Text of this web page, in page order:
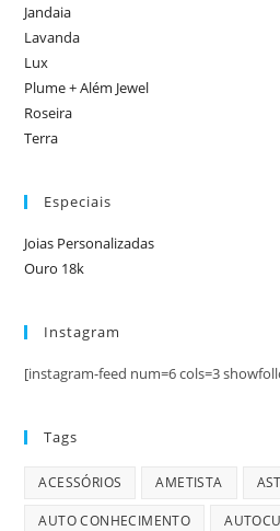
Jandaia
Lavanda
Lux
Plume + Além Jewel
Roseira
Terra
Especiais
Joias Personalizadas
Ouro 18k
Instagram
[instagram-feed num=6 cols=3
Tags
ACESSÓRIOS AMETISTA
AUTO CONHECIMENTO